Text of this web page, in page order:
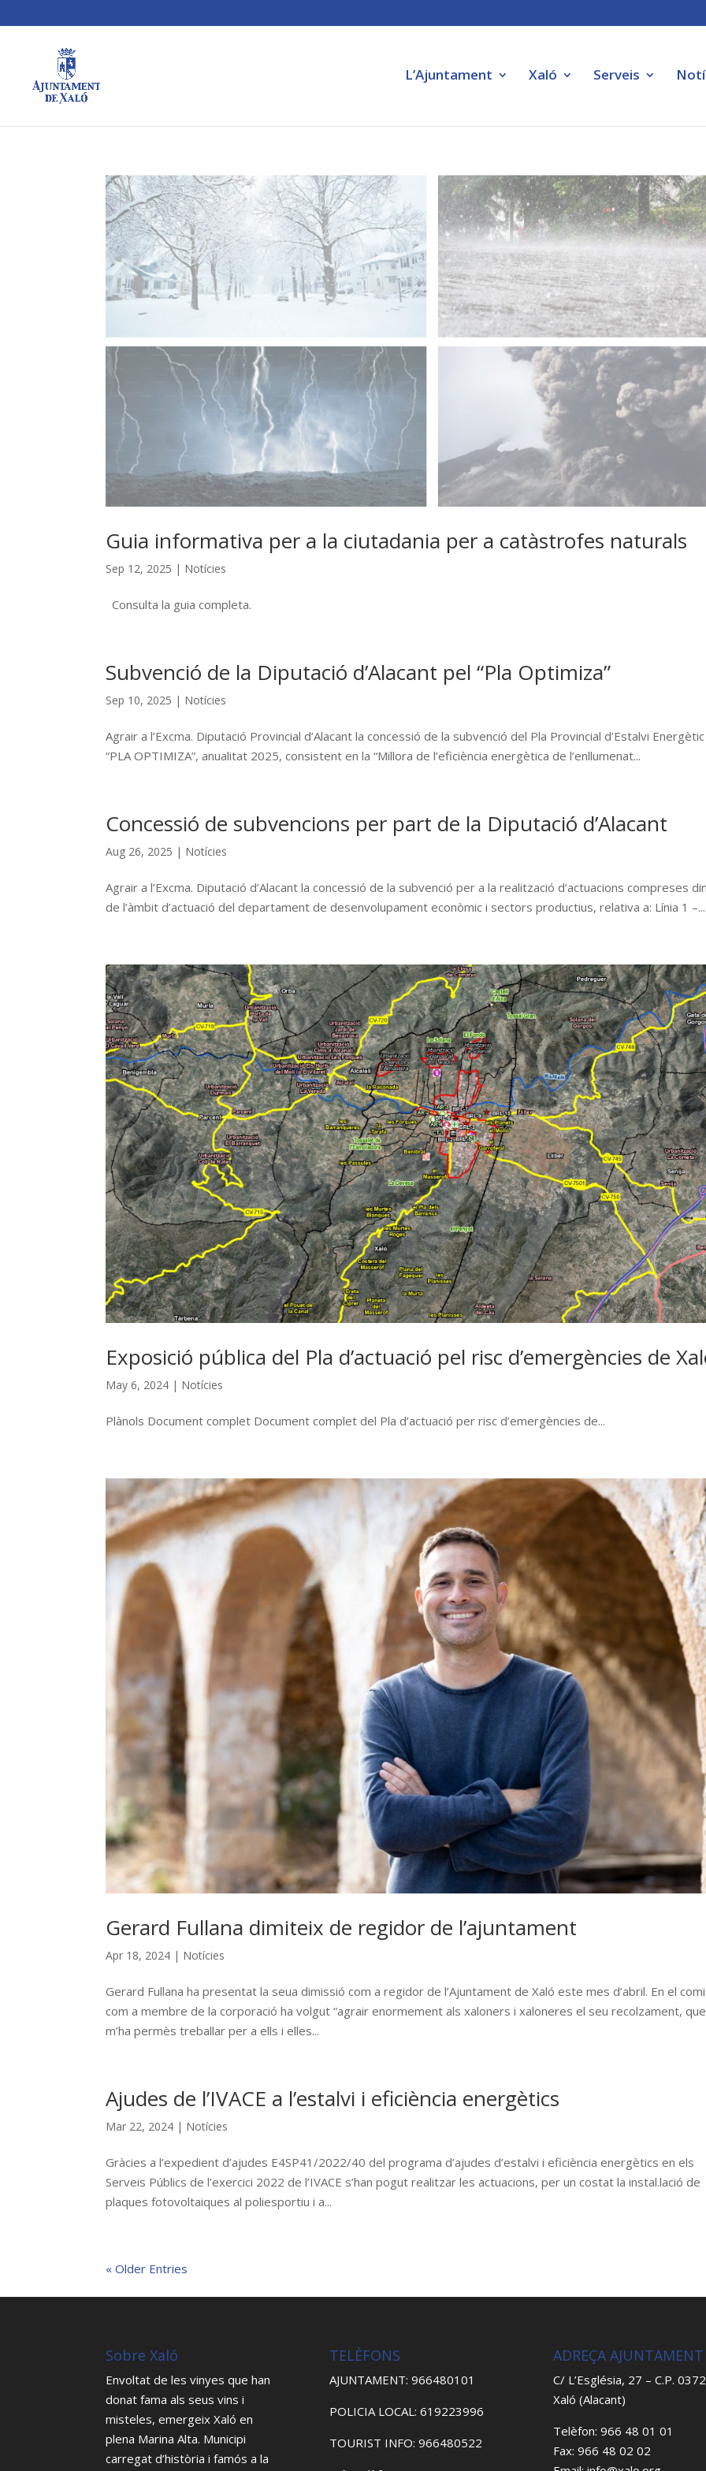
L’Ajuntament Xaló Serveis
Guia informativa per a la ciutadania per a catàstrofes naturals
Sep 12, 2025 | Notícies
Consulta la guia completa.
Subvenció de la Diputació d’Alacant pel “Pla Optimiza”
Sep 10, 2025 | Notícies
Agrair a l’Excma. Diputació Provincial d’Alacant la concessió de la subvenció del Pla Provincial d’Estalvi Energètic
“PLA OPTIMIZA”, anualitat 2025, consistent en la “Millora de l’eficiència energètica de l’enllumenat...
Concessió de subvencions per part de la Diputació d’Alacant
Aug 26, 2025 | Notícies
Agrair a l’Excma. Diputació d’Alacant la concessió de la subvenció per a la realització d’actuacions compreses
de l’àmbit d’actuació del departament de desenvolupament econòmic i sectors productius, relativa a: Línia 1 –...
Exposició pública del Pla d’actuació pel risc d’emergències de
May 6, 2024 | Notícies
Plànols Document complet Document complet del Pla d’actuació per risc d’emergències de...
Gerard Fullana dimiteix de regidor de l’ajuntament
Apr 18, 2024 | Notícies
Gerard Fullana ha presentat la seua dimissió com a regidor de l’Ajuntament de Xaló este mes d’abril. En el
com a membre de la corporació ha volgut “agrair enormement als xaloners i xaloneres el seu recolzament, que
m’ha permès treballar per a ells i elles...
Ajudes de l’IVACE a l’estalvi i eficiència energètics
Mar 22, 2024 | Notícies
Gràcies a l’expedient d’ajudes E4SP41/2022/40 del programa d’ajudes d’estalvi i eficiència energètics en els
Serveis Públics de l’exercici 2022 de l’IVACE s’han pogut realitzar les actuacions, per un costat la instal.lació de
plaques fotovoltaiques al poliesportiu i a...
« Older Entries
Sobre Xaló
Envoltat de les vinyes que han
donat fama als seus vins i
misteles, emergeix Xaló en
plena Marina Alta. Municipi
carregat d’història i famós a la
TELÈFONS
AJUNTAMENT: 966480101
POLICIA LOCAL: 619223996
TOURIST INFO: 966480522
ADREÇA AJUNTAMENT
C/ L’Església, 27 – C.P.
Xaló (Alacant)
Telèfon: 966 48 01 01
Fax: 966 48 02 02